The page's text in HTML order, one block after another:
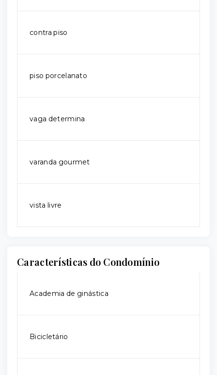
contra piso
piso porcelanato
vaga determina
varanda gourmet
vista livre
Características do Condomínio
Academia de ginástica
Bicicletário